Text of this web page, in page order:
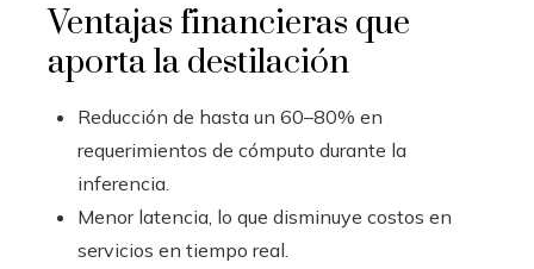
Ventajas financieras que
aporta la destilación
Reducción de hasta un 60–80% en
requerimientos de cómputo durante la
inferencia.
Menor latencia, lo que disminuye costos en
servicios en tiempo real.